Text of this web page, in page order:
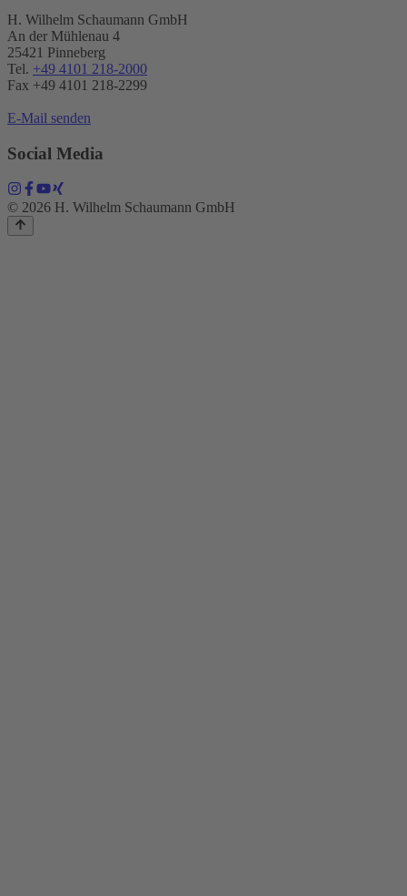
H. Wilhelm Schaumann GmbH
An der Mühlenau 4
25421 Pinneberg
Tel. +49 4101 218-2000
Fax +49 4101 218​-2299
E-Mail senden
Social Media
© 2026 H. Wilhelm Schaumann GmbH